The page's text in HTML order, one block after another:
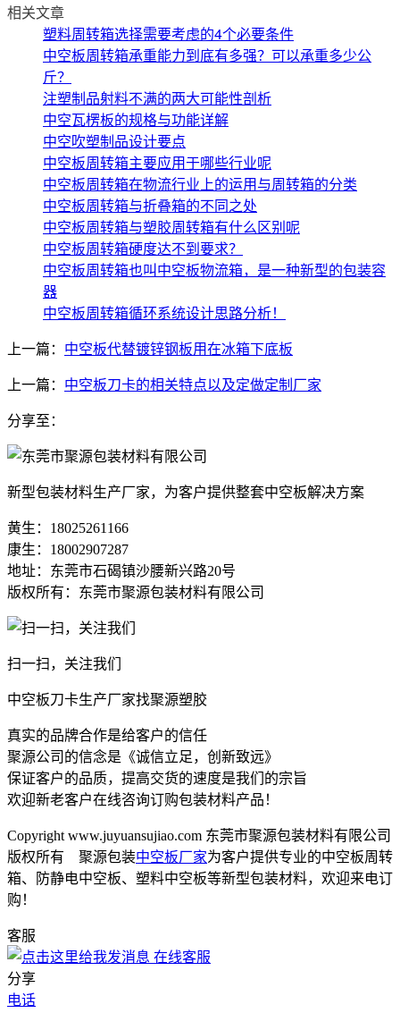
相关文章
塑料周转箱选择需要考虑的4个必要条件
中空板周转箱承重能力到底有多强？可以承重多少公
斤？
注塑制品射料不满的两大可能性剖析
中空瓦楞板的规格与功能详解
中空吹塑制品设计要点
中空板周转箱主要应用于哪些行业呢
中空板周转箱在物流行业上的运用与周转箱的分类
中空板周转箱与折叠箱的不同之处
中空板周转箱与塑胶周转箱有什么区别呢
中空板周转箱硬度达不到要求？
中空板周转箱也叫中空板物流箱，是一种新型的包装容
器
中空板周转箱循环系统设计思路分析！
上一篇： 中空板代替镀锌钢板用在冰箱下底板
上一篇： 中空板刀卡的相关特点以及定做定制厂家
分享至：
新型包装材料生产厂家，为客户提供整套中空板解决方案
黄生：18025261166
康生：18002907287
地址：东莞市石碣镇沙腰新兴路20号
版权所有：东莞市聚源包装材料有限公司
扫一扫，关注我们
中空板刀卡生产厂家找聚源塑胶
真实的品牌合作是给客户的信任
聚源公司的信念是《诚信立足，创新致远》
保证客户的品质，提高交货的速度是我们的宗旨
欢迎新老客户在线咨询订购包装材料产品！
Copyright www.juyuansujiao.com 东莞市聚源包装材料有限公司
版权所有 聚源包装中空板厂家为客户提供专业的中空板周转
箱、防静电中空板、塑料中空板等新型包装材料，欢迎来电订
购！
客服
在线客服
分享
电话